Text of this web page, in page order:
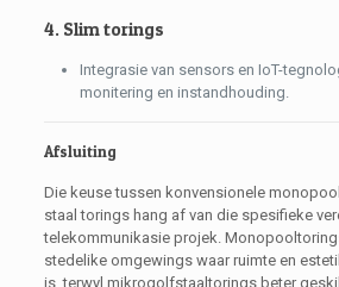
4. Slim torings
Integrasie van sensors en IoT-
monitering en instandhouding.
Afsluiting
Die keuse tussen konvensionele
staal torings hang af van die spesifieke
telekommunikasie projek.
stedelike omgewings waar ruimte en
is, terwyl mikrogolfstaaltorings beter